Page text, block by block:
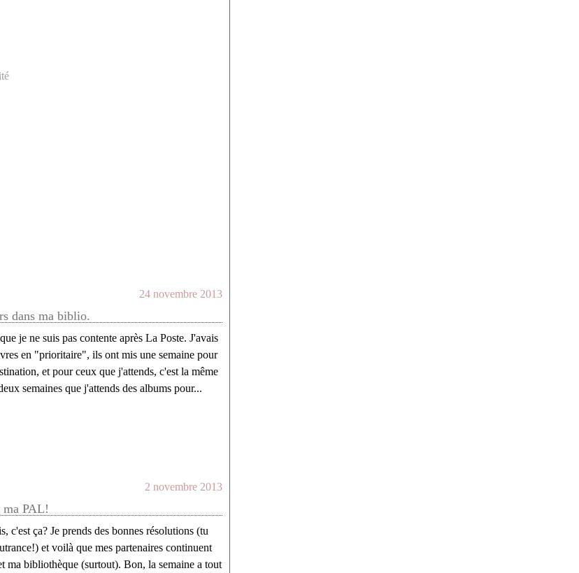
24 novembre 2013
dans ma biblio.
je ne suis pas contente après La Poste. J'avais
en "prioritaire", ils ont mis une semaine pour
et pour ceux que j'attends, c'est la même
semaines que j'attends des albums pour...
2 novembre 2013
PAL!
c'est ça? Je prends des bonnes résolutions (tu
et voilà que mes partenaires continuent
ma bibliothèque (surtout). Bon, la semaine a tout